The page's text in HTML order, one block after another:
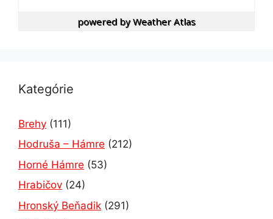
powered byWeather Atlas
Kategórie
Brehy (111)
Hodruša – Hámre (212)
Horné Hámre (53)
Hrabičov (24)
Hronský Beňadik (291)